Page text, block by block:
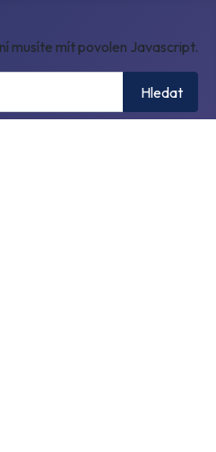
musíte mít povolen Javascript.
Hledat